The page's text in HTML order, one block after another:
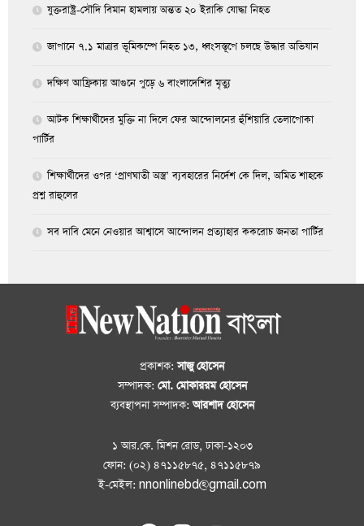
যুক্তরাষ্ট্র-সৌদি বিমান হামলায় অন্তত ২০ ইরাকি যোদ্ধা নিহত
জাপানে ৭.১ মাত্রার ভূমিকম্পে নিহত ১৩, ধ্বংসস্তূপে চলছে উদ্ধার অভিযান
দক্ষিণ আফ্রিকায় আগুনে পুড়ে ৬ বাংলাদেশির মৃত্যু
আটক শিক্ষার্থীদের মুক্তি না দিলে ফের আন্দোলনের হুঁশিয়ারি তেলাপোকা
পার্টির
শিক্ষার্থীদের ওপর ‘প্রাণঘাতী অস্ত্র’ ব্যবহারের নির্দেশ কে দিল, অমিত শাহকে
প্রশ্ন রাহুলের
সব দাবি মেনে নেওয়ার আশ্বাসে আন্দোলন প্রত্যাহার ককরোচ জনতা পার্টির
প্রকাশক:সাজু হোসেন
সম্পাদক: মো. মোকাররম হোসেন
ব্যবস্থাপনা সম্পাদক:আরশাদ হোসেন
১ আর.কে. মিশন রোড, ঢাকা-১২০৩
ফোন: (০২) ৪৭১১৫৮৭৫, ৪৭১১৫৮৭৯
ই-মেইল: nnonlinebd@gmail.com